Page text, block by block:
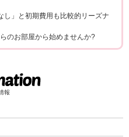
し」と初期費用も比較的リーズナ
のお部屋から始めませんか?
報